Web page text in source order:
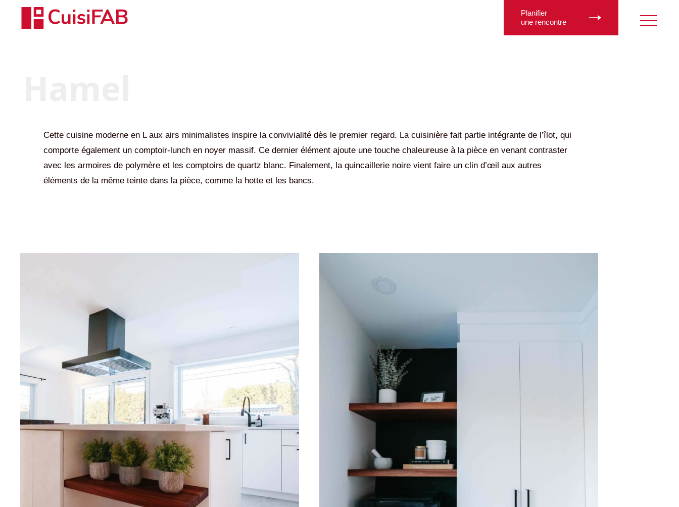
Planifier
une rencontre
Cette cuisine moderne en L aux airs minimalistes inspire la convivialité dès le premier regard. La cuisinière fait partie intégrante de l’îlot, qui
comporte également un comptoir-lunch en noyer massif. Ce dernier élément ajoute une touche chaleureuse à la pièce en venant contraster
avec les armoires de polymère et les comptoirs de quartz blanc. Finalement, la quincaillerie noire vient faire un clin d’œil aux autres
éléments de la même teinte dans la pièce, comme la hotte et les bancs.